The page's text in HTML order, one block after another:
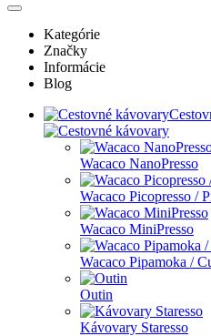
Kategórie
Značky
Informácie
Blog
Wacaco NanoPresso
Wacaco Picopresso /
Wacaco MiniPresso
Wacaco Pipamoka /
Outin
Kávovary Staresso